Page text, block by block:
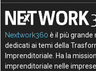
Nextwork360 è il più grande
dedicati ai temi della
Imprenditoriale. Ha la
imprenditoriale nelle